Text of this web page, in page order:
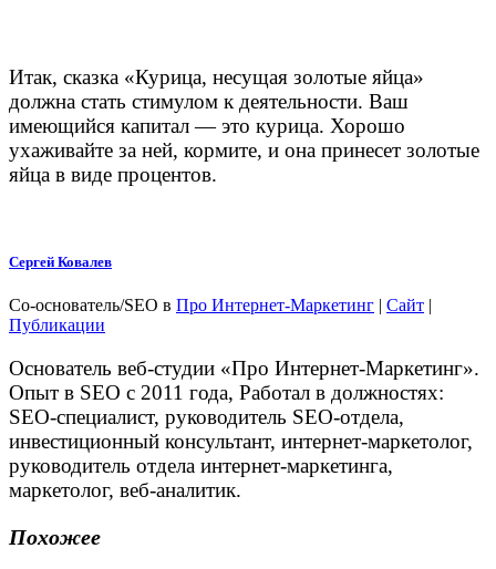
Итак, сказка «Курица, несущая золотые яйца»
должна стать стимулом к деятельности. Ваш
имеющийся капитал — это курица. Хорошо
ухаживайте за ней, кормите, и она принесет золотые
яйца в виде процентов.
Сергей Ковалев
Со-основатель/SEO в Про Интернет-Маркетинг | Сайт |
Публикации
Основатель веб-студии «Про Интернет-Маркетинг».
Опыт в SEO с 2011 года, Работал в должностях:
SEO-специалист, руководитель SEO-отдела,
инвестиционный консультант, интернет-маркетолог,
руководитель отдела интернет-маркетинга,
маркетолог, веб-аналитик.
Похожее